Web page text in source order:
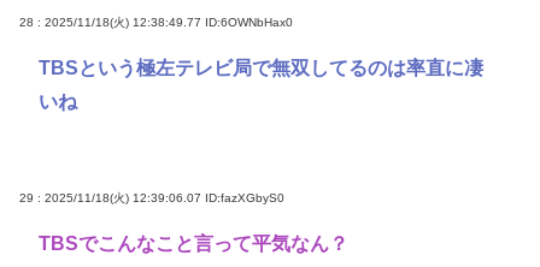
28 : 2025/11/18(火) 12:38:49.77 ID:6OWNbHax0
TBSという極左テレビ局で無双してるのは率直に凄
いね
29 : 2025/11/18(火) 12:39:06.07 ID:fazXGbyS0
TBSでこんなこと言って平気なん？